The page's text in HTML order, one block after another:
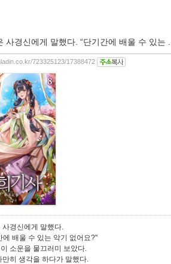
사경신에게 말했다. “단기간에 배울 수 있는 ...
723325123/17388472
사경신에게 말했다.
에 배울 수 있는 악기 없어요?"
소운을 물끄러미 보았다.
만히 생각을 하다가 말했다.